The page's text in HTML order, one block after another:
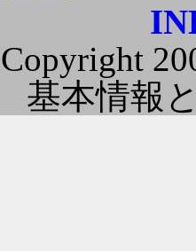
Copyright
基本情報